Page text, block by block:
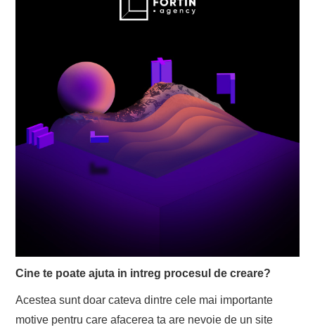
Cine te poate ajuta in intreg procesul de creare?
Acestea sunt doar cateva dintre cele mai importante
motive pentru care afacerea ta are nevoie de un site